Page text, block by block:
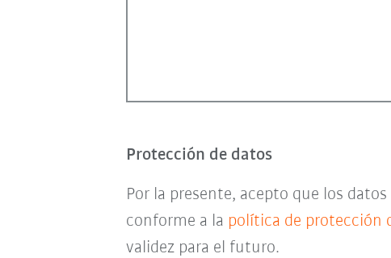
Protección de datos
Por la presente, acepto que los
conforme a la política de protección
validez para el futuro.